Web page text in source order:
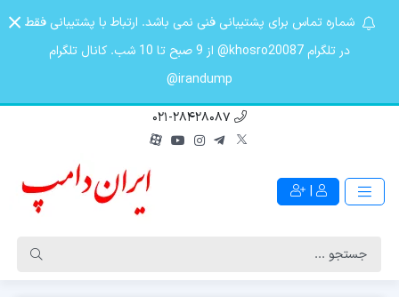
شماره تماس برای پشتیبانی فنی نمی باشد. ارتباط با پشتیبانی فقط
در تلگرام khosro20087@ از 9 صبح تا 10 شب. کانال تلگرام
irandump@
021-28428087
|